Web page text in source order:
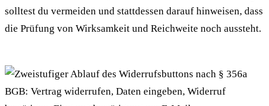
solltest du vermeiden und stattdessen darauf hinweisen, dass
die Prüfung von Wirksamkeit und Reichweite noch aussteht.